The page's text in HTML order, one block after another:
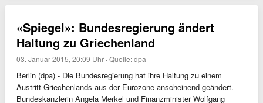
«Spiegel»: Bundesregierung ändert
Haltung zu Griechenland
03. Januar 2015, 20:09 Uhr ·Quelle:dpa
Berlin (dpa) - Die Bundesregierung hat ihre Haltung zu einem
Austritt Griechenlands aus der Eurozone anscheinend geändert.
Bundeskanzlerin Angela Merkel und Finanzminister Wolfgang